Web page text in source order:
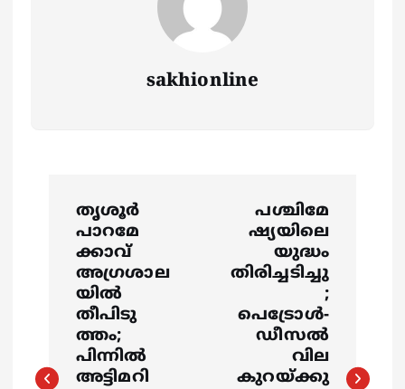
sakhionline
n
തൃശൂർ
പാറമേ
ക്കാവ്
അഗ്രശാല
യിൽ
തീപിടു
ത്തം;
പിന്നിൽ
അട്ടിമറി
പശ്ചിമേ
ഷ്യയിലെ
യുദ്ധം
തിരിച്ചടിച്ചു
;
പെട്രോൾ-
ഡീസൽ
വില
കുറയ്ക്കു